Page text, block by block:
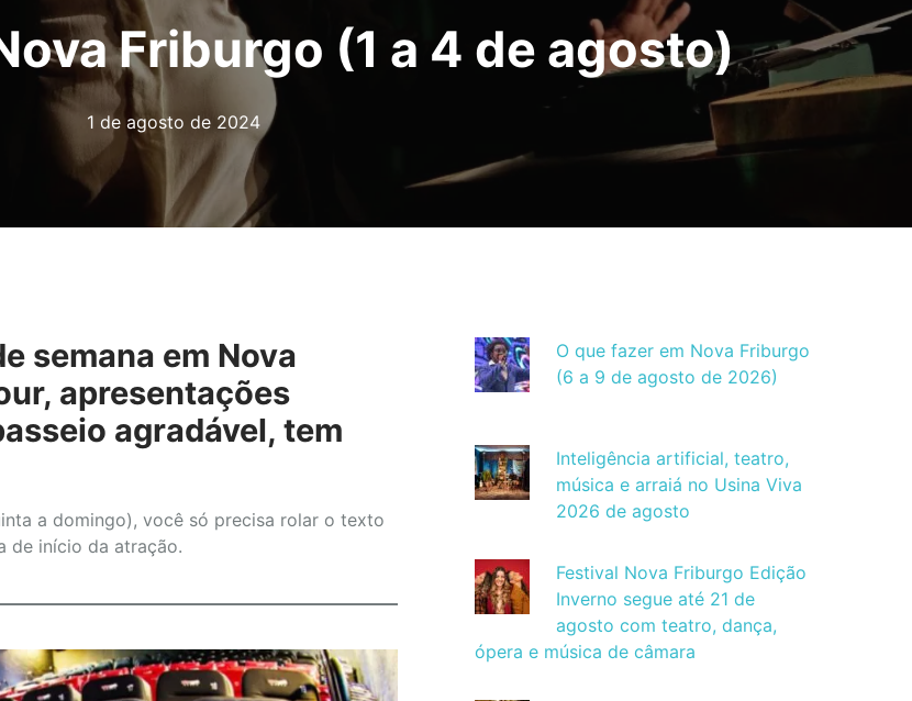
Friburgo (1 a 4 de agosto)
1 de agosto de 2024
semana em Nova
apresentações
agradável, tem
a domingo), você só precisa rolar o texto
de início da atração.
O que fazer em Nova Friburgo
(6 a 9 de agosto de 2026)
Inteligência artificial, teatro,
música e arraiá no Usina Viva
2026 de agosto
Festival Nova Friburgo Edição
Inverno segue até 21 de
agosto com teatro, dança,
ópera e música de câmara